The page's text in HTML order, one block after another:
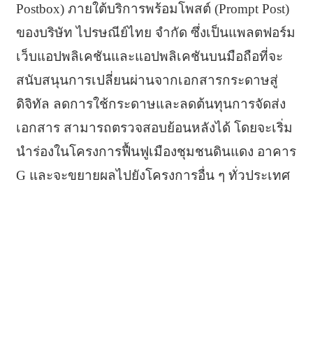
Postbox) ภายใต้บริการพร้อมโพสต์ (Prompt Post)
ของบริษัท ไปรษณีย์ไทย จำกัด ซึ่งเป็นแพลตฟอร์ม
เว็บแอปพลิเคชันและแอปพลิเคชันบนมือถือที่จะ
สนับสนุนการเปลี่ยนผ่านจากเอกสารกระดาษสู่
ดิจิทัล ลดการใช้กระดาษและลดต้นทุนการจัดส่ง
เอกสาร สามารถตรวจสอบย้อนหลังได้ โดยจะเริ่ม
นำร่องในโครงการฟื้นฟูเมืองชุมชนดินแดง อาคาร
G และจะขยายผลไปยังโครงการอื่น ๆ ทั่วประเทศ